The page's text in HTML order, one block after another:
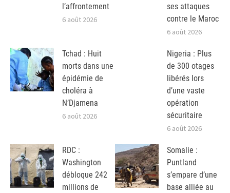
l’affrontement
6 août 2026
ses attaques
contre le Maroc
6 août 2026
Tchad : Huit
morts dans une
épidémie de
choléra à
N’Djamena
6 août 2026
Nigeria : Plus
de 300 otages
libérés lors
d’une vaste
opération
sécuritaire
6 août 2026
RDC :
Washington
débloque 242
millions de
Somalie :
Puntland
s’empare d’une
base alliée au